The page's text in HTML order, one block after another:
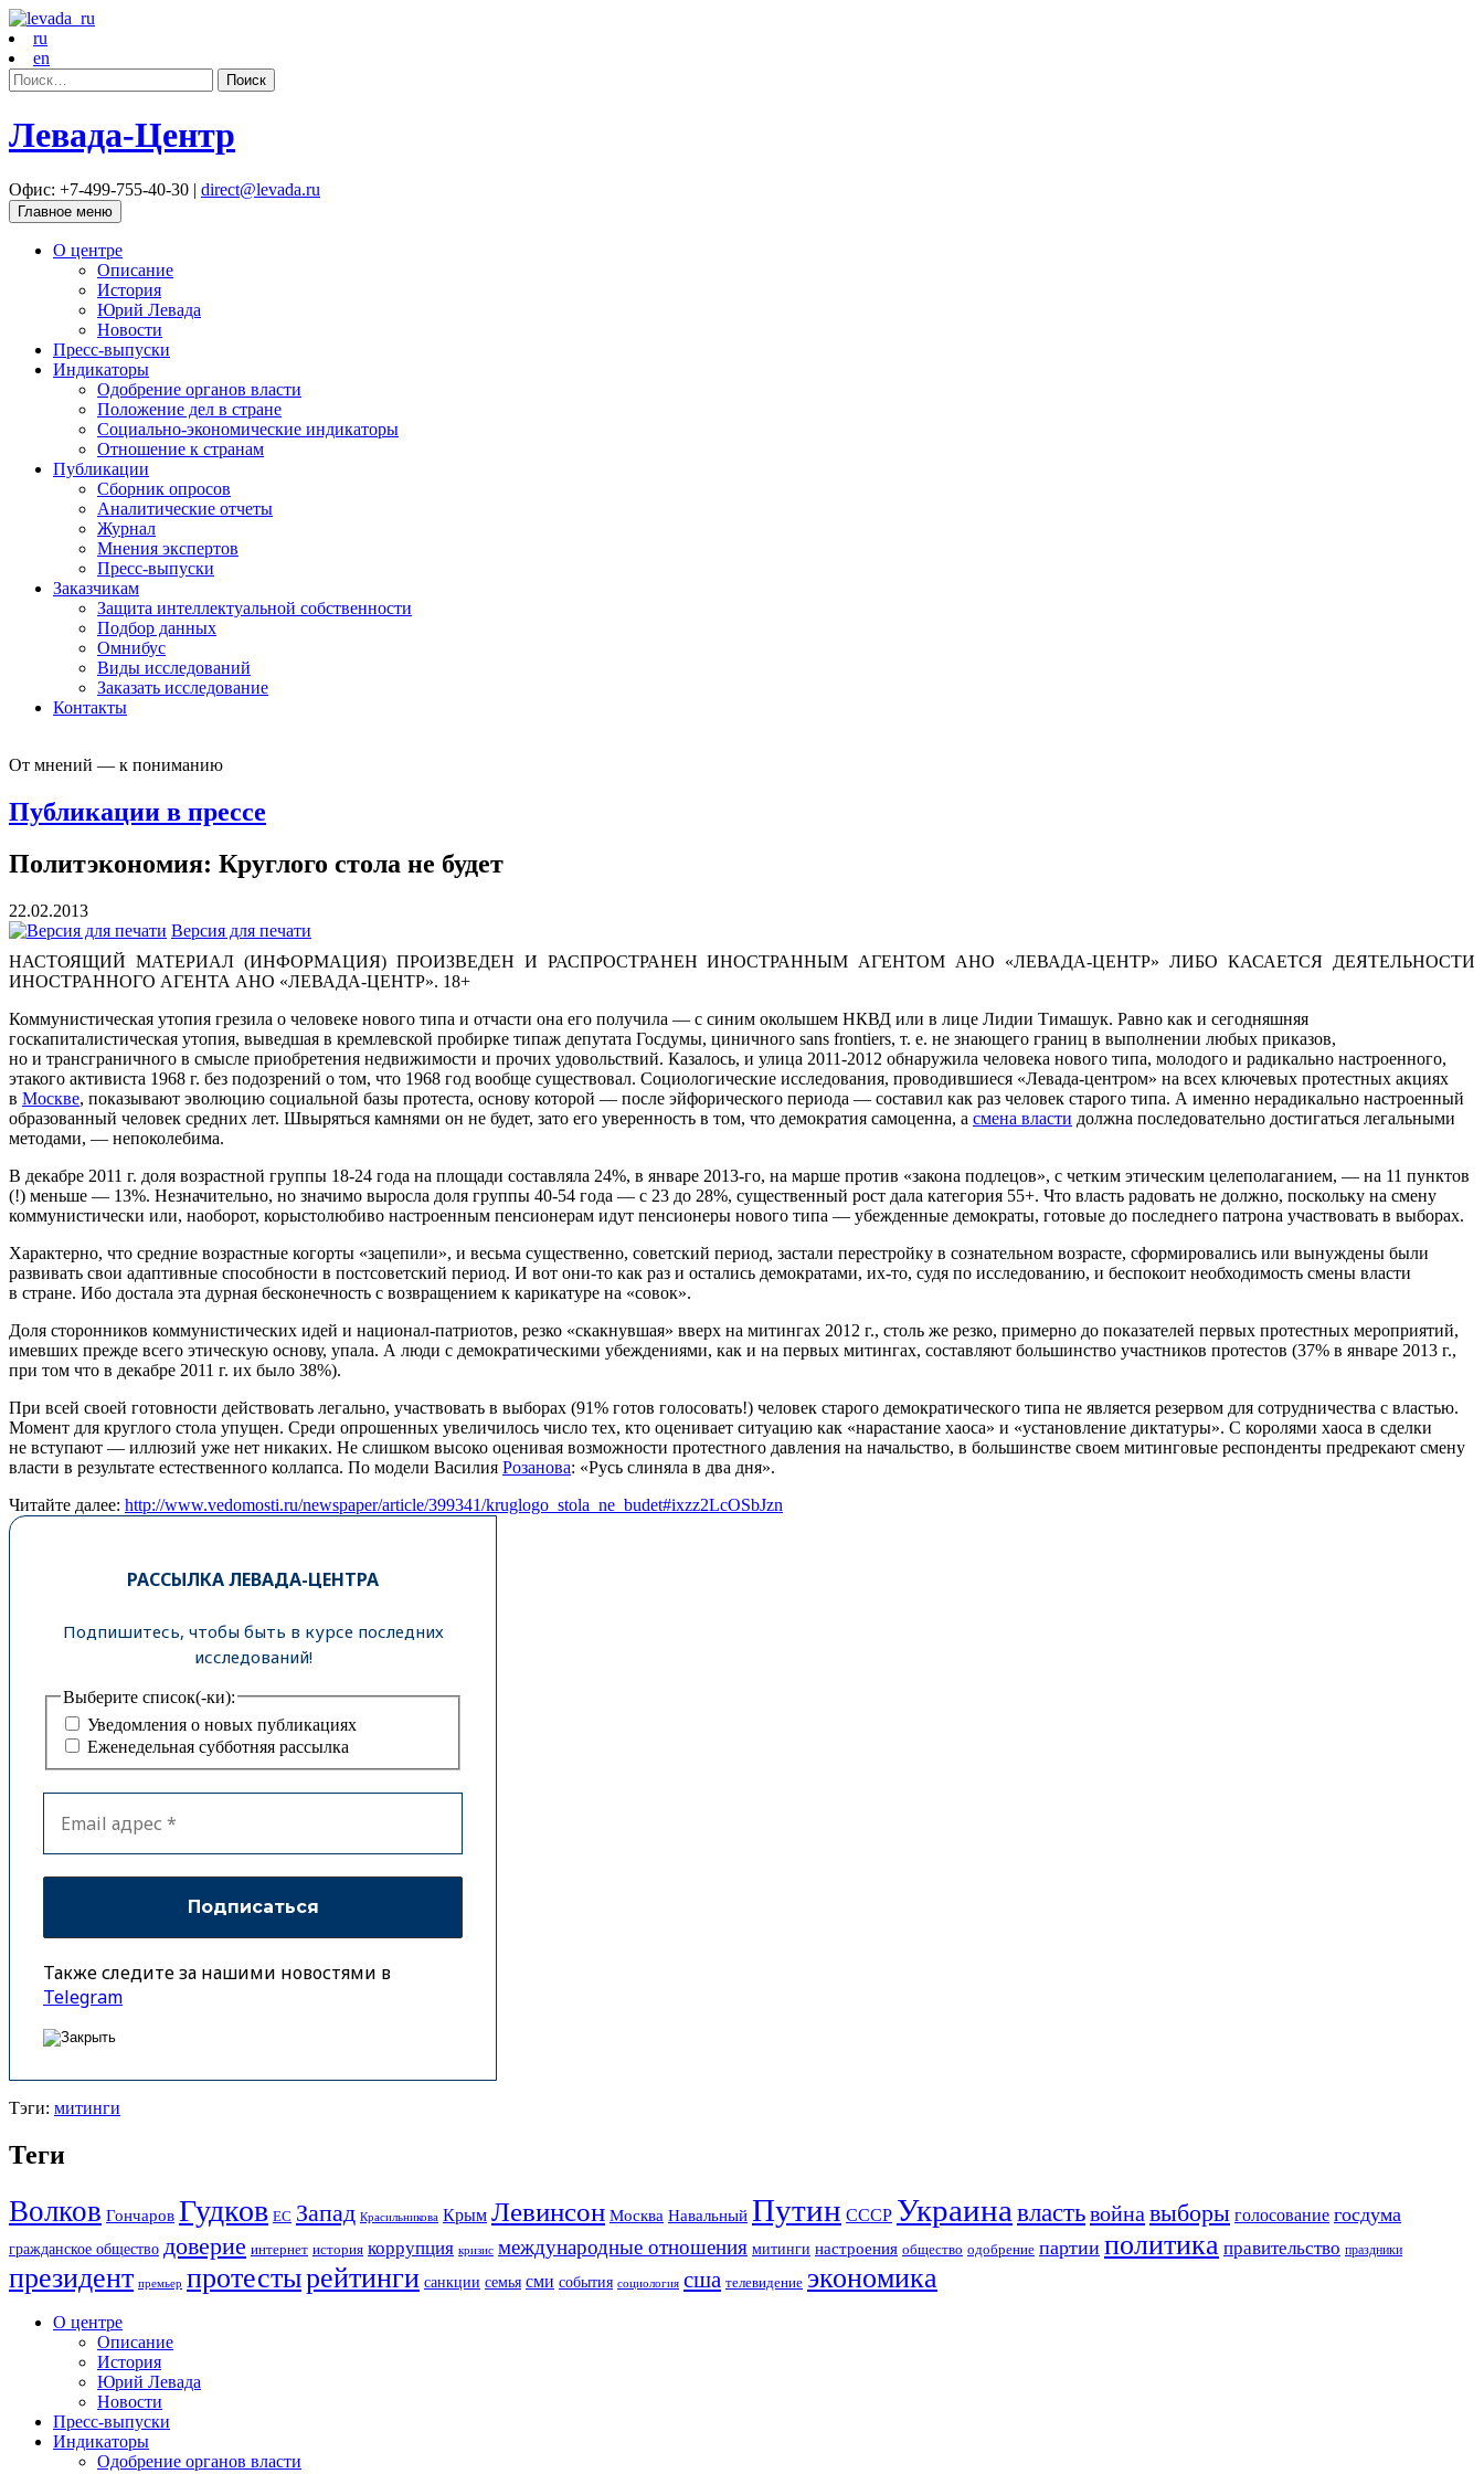
ru
en
Найти:
Левада-Центр
Офис: +7-499-755-40-30 | direct@levada.ru
Главное меню
О центре
Описание
История
Юрий Левада
Новости
Пресс-выпуски
Индикаторы
Одобрение органов власти
Положение дел в стране
Социально-экономические индикаторы
Отношение к странам
Публикации
Сборник опросов
Аналитические отчеты
Журнал
Мнения экспертов
Пресс-выпуски
Заказчикам
Защита интеллектуальной собственности
Подбор данных
Омнибус
Виды исследований
Заказать исследование
Контакты
От мнений — к пониманию
Публикации в прессе
Политэкономия: Круглого стола не будет
22.02.2013
Версия для печати
НАСТОЯЩИЙ МАТЕРИАЛ (ИНФОРМАЦИЯ) ПРОИЗВЕДЕН И РАСПРОСТРАНЕН ИНОСТРАННЫМ АГЕНТОМ АНО «ЛЕВАДА-ЦЕНТР» ЛИБО КАСАЕТСЯ ДЕЯТЕЛЬНОСТИ
ИНОСТРАННОГО АГЕНТА АНО «ЛЕВАДА-ЦЕНТР». 18+
Коммунистическая утопия грезила о человеке нового типа и отчасти она его получила — с синим околышем НКВД или в лице Лидии Тимашук. Равно как и сегодняшняя
госкапиталистическая утопия, выведшая в кремлевской пробирке типаж депутата Госдумы, циничного sans frontiers, т. е. не знающего границ в выполнении любых приказов,
но и трансграничного в смысле приобретения недвижимости и прочих удовольствий. Казалось, и улица 2011-2012 обнаружила человека нового типа, молодого и радикально настроенного,
этакого активиста 1968 г. без подозрений о том, что 1968 год вообще существовал. Социологические исследования, проводившиеся «Левада-центром» на всех ключевых протестных акциях
в Москве, показывают эволюцию социальной базы протеста, основу которой — после эйфорического периода — составил как раз человек старого типа. А именно нерадикально настроенный
образованный человек средних лет. Швыряться камнями он не будет, зато его уверенность в том, что демократия самоценна, а смена власти должна последовательно достигаться легальными
методами, — непоколебима.
В декабре 2011 г. доля возрастной группы 18-24 года на площади составляла 24%, в январе 2013-го, на марше против «закона подлецов», с четким этическим целеполаганием, — на 11 пунктов
(!) меньше — 13%. Незначительно, но значимо выросла доля группы 40-54 года — с 23 до 28%, существенный рост дала категория 55+. Что власть радовать не должно, поскольку на смену
коммунистически или, наоборот, корыстолюбиво настроенным пенсионерам идут пенсионеры нового типа — убежденные демократы, готовые до последнего патрона участвовать в выборах.
Характерно, что средние возрастные когорты «зацепили», и весьма существенно, советский период, застали перестройку в сознательном возрасте, сформировались или вынуждены были
развивать свои адаптивные способности в постсоветский период. И вот они-то как раз и остались демократами, их-то, судя по исследованию, и беспокоит необходимость смены власти
в стране. Ибо достала эта дурная бесконечность с возвращением к карикатуре на «совок».
Доля сторонников коммунистических идей и национал-патриотов, резко «скакнувшая» вверх на митингах 2012 г., столь же резко, примерно до показателей первых протестных мероприятий,
имевших прежде всего этическую основу, упала. А люди с демократическими убеждениями, как и на первых митингах, составляют большинство участников протестов (37% в январе 2013 г.,
при том что в декабре 2011 г. их было 38%).
При всей своей готовности действовать легально, участвовать в выборах (91% готов голосовать!) человек старого демократического типа не является резервом для сотрудничества с властью.
Момент для круглого стола упущен. Среди опрошенных увеличилось число тех, кто оценивает ситуацию как «нарастание хаоса» и «установление диктатуры». С королями хаоса в сделки
не вступают — иллюзий уже нет никаких. Не слишком высоко оценивая возможности протестного давления на начальство, в большинстве своем митинговые респонденты предрекают смену
власти в результате естественного коллапса. По модели Василия Розанова: «Русь слиняла в два дня».
Читайте далее: http://www.vedomosti.ru/newspaper/article/399341/kruglogo_stola_ne_budet#ixzz2LcOSbJzn
РАССЫЛКА ЛЕВАДА-ЦЕНТРА
Подпишитесь, чтобы быть в курсе последних
исследований!
Выберите список(-ки):
Уведомления о новых публикациях
Еженедельная субботняя рассылка
Также следите за нашими новостями в
Telegram
Тэги: митинги
Теги
Волков Гончаров Гудков ЕС Запад Красильникова Крым Левинсон Москва Навальный Путин СССР Украина властьвойна выборы голосование госдума
гражданское общество доверие интернет история коррупция кризис международные отношения митинги настроения общество одобрение партии политика правительство праздники
президент премьер протестырейтинги санкции семья сми события социология сша телевидение экономика
О центре
Описание
История
Юрий Левада
Новости
Пресс-выпуски
Индикаторы
Одобрение органов власти